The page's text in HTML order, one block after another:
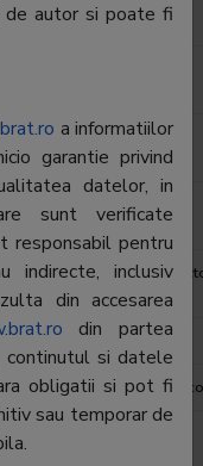
nr.74A, corp B, etaj 1,
de autor si poate fi
a informatiilor
garantie privind
datelor, in
sunt verificate
responsabil pentru
inclusiv
din accesarea
din partea
continutul si datele
obligatii si pot fi
sau temporar de